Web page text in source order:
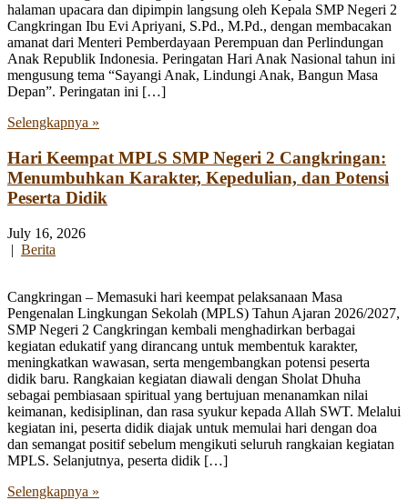
halaman upacara dan dipimpin langsung oleh Kepala SMP Negeri 2
Cangkringan Ibu Evi Apriyani, S.Pd., M.Pd., dengan membacakan
amanat dari Menteri Pemberdayaan Perempuan dan Perlindungan
Anak Republik Indonesia. Peringatan Hari Anak Nasional tahun ini
mengusung tema “Sayangi Anak, Lindungi Anak, Bangun Masa
Depan”. Peringatan ini […]
Selengkapnya »
Hari Keempat MPLS SMP Negeri 2 Cangkringan:
Menumbuhkan Karakter, Kepedulian, dan Potensi
Peserta Didik
July 16, 2026
| Berita
Cangkringan – Memasuki hari keempat pelaksanaan Masa
Pengenalan Lingkungan Sekolah (MPLS) Tahun Ajaran 2026/2027,
SMP Negeri 2 Cangkringan kembali menghadirkan berbagai
kegiatan edukatif yang dirancang untuk membentuk karakter,
meningkatkan wawasan, serta mengembangkan potensi peserta
didik baru. Rangkaian kegiatan diawali dengan Sholat Dhuha
sebagai pembiasaan spiritual yang bertujuan menanamkan nilai
keimanan, kedisiplinan, dan rasa syukur kepada Allah SWT. Melalui
kegiatan ini, peserta didik diajak untuk memulai hari dengan doa
dan semangat positif sebelum mengikuti seluruh rangkaian kegiatan
MPLS. Selanjutnya, peserta didik […]
Selengkapnya »